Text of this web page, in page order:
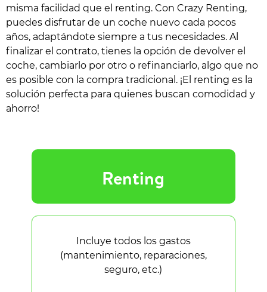
misma facilidad que el renting. Con Crazy Renting,
puedes disfrutar de un coche nuevo cada pocos
años, adaptándote siempre a tus necesidades. Al
finalizar el contrato, tienes la opción de devolver el
coche, cambiarlo por otro o refinanciarlo, algo que no
es posible con la compra tradicional. ¡El renting es la
solución perfecta para quienes buscan comodidad y
ahorro!
Renting
Incluye todos los gastos
(mantenimiento, reparaciones,
seguro, etc.)